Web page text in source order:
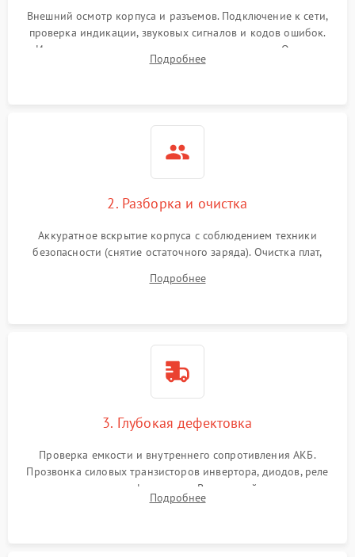
Внешний осмотр корпуса и разъемов. Подключение к сети,
проверка индикации, звуковых сигналов и кодов ошибок.
Измерение входного и выходного напряжения. Оценка
реакции ИБП на отключение основного питания без
Подробнее
2. Разборка и очистка
Аккуратное вскрытие корпуса с соблюдением техники
безопасности (снятие остаточного заряда). Очистка плат,
и кистей для предотвращения перегрева и замыканий.
Подробнее
3. Глубокая дефектовка
Проверка емкости и внутреннего сопротивления АКБ.
Прозвонка силовых транзисторов инвертора, диодов, реле
переключения и трансформатора. Визуальный поиск вздутых
конденсаторов и прогаров на печатной плате.
Подробнее